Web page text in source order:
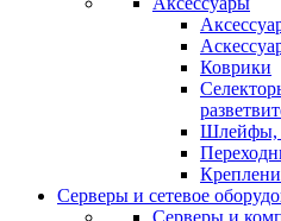
Коврики
Шлейфы,
Серверы и сетевое
Серверы и